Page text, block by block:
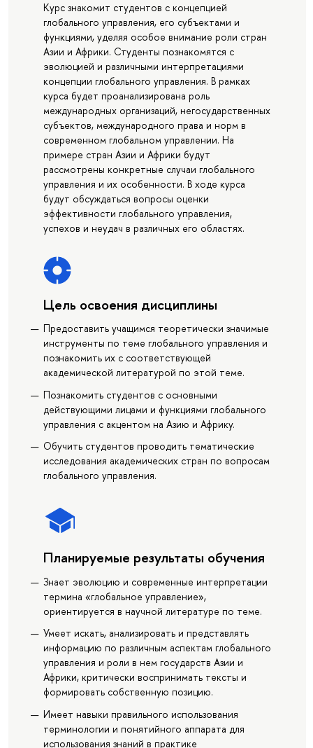
Курс знакомит студентов с концепцией
глобального управления, его субъектами и
функциями, уделяя особое внимание роли стран
Азии и Африки. Студенты познакомятся с
эволюцией и различными интерпретациями
концепции глобального управления. В рамках
курса будет проанализирована роль
международных организаций, негосударственных
субъектов, международного права и норм в
современном глобальном управлении. На
примере стран Азии и Африки будут
рассмотрены конкретные случаи глобального
управления и их особенности. В ходе курса
будут обсуждаться вопросы оценки
эффективности глобального управления,
успехов и неудач в различных его областях.
Цель освоения дисциплины
Предоставить учащимся теоретически значимые
инструменты по теме глобального управления и
познакомить их с соответствующей
академической литературой по этой теме.
Познакомить студентов с основными
действующими лицами и функциями глобального
управления с акцентом на Азию и Африку.
Обучить студентов проводить тематические
исследования академических стран по вопросам
глобального управления.
Планируемые результаты обучения
Знает эволюцию и современные интерпретации
термина «глобальное управление»,
ориентируется в научной литературе по теме.
Умеет искать, анализировать и представлять
информацию по различным аспектам глобального
управления и роли в нем государств Азии и
Африки, критически воспринимать тексты и
формировать собственную позицию.
Имеет навыки правильного использования
терминологии и понятийного аппарата для
использования знаний в практике